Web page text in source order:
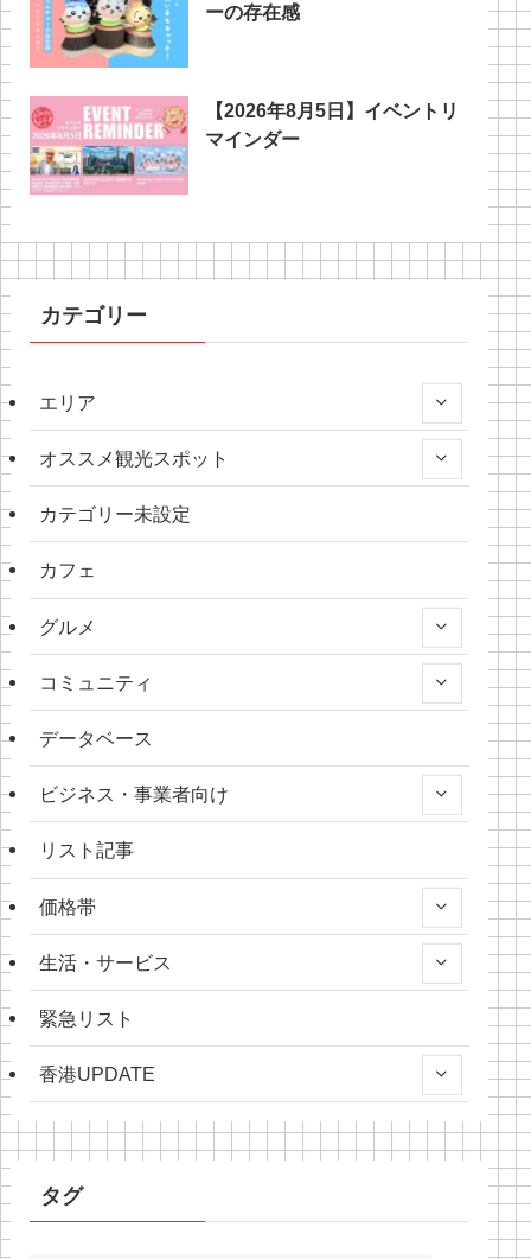
ーの存在感
【2026年8月5日】イベントリ
マインダー
カテゴリー
エリア
オススメ観光スポット
カテゴリー未設定
カフェ
グルメ
コミュニティ
データベース
ビジネス・事業者向け
リスト記事
価格帯
生活・サービス
緊急リスト
香港UPDATE
タグ